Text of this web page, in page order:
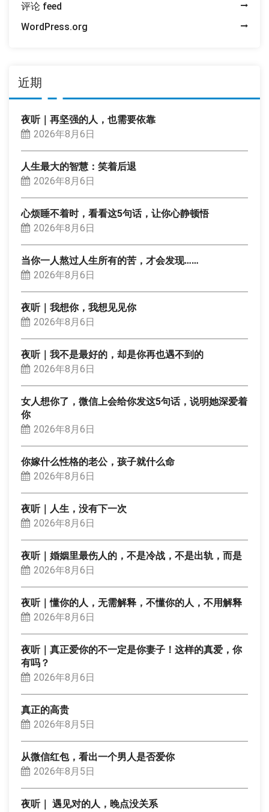
评论 feed
WordPress.org
近期
夜听｜再坚强的人，也需要依靠
2026年8月6日
人生最大的智慧：笑着后退
2026年8月6日
心烦睡不着时，看看这5句话，让你心静顿悟
2026年8月6日
当你一人熬过人生所有的苦，才会发现……
2026年8月6日
夜听｜我想你，我想见见你
2026年8月6日
夜听｜我不是最好的，却是你再也遇不到的
2026年8月6日
女人想你了，微信上会给你发这5句话，说明她深爱着
你
2026年8月6日
你嫁什么性格的老公，孩子就什么命
2026年8月6日
夜听｜人生，没有下一次
2026年8月6日
夜听｜婚姻里最伤人的，不是冷战，不是出轨，而是
2026年8月6日
夜听｜懂你的人，无需解释，不懂你的人，不用解释
2026年8月6日
夜听｜真正爱你的不一定是你妻子！这样的真爱，你
有吗？
2026年8月6日
真正的高贵
2026年8月5日
从微信红包，看出一个男人是否爱你
2026年8月5日
夜听｜ 遇见对的人，晚点没关系